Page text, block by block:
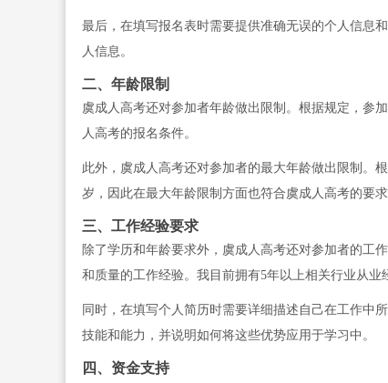
最后，在填写报名表时需要提供准确无误的个人信息
人信息。
二、年龄限制
虞成人高考还对参加者年龄做出限制。根据规定，参
人高考的报名条件。
此外，虞成人高考还对参加者的最大年龄做出限制。
岁，因此在最大年龄限制方面也符合虞成人高考的要求
三、工作经验要求
除了学历和年龄要求外，虞成人高考还对参加者的工
和质量的工作经验。我目前拥有5年以上相关行业从业
同时，在填写个人简历时需要详细描述自己在工作中
技能和能力，并说明如何将这些优势应用于学习中。
四、资金支持